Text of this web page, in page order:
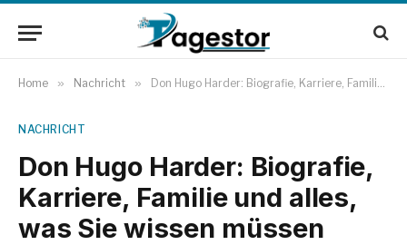
Home » Nachricht » Don Hugo Harder: Biografie, Karriere, Familie und alles, was Sie wissen müssen
NACHRICHT
Don Hugo Harder: Biografie,
Karriere, Familie und alles,
was Sie wissen müssen